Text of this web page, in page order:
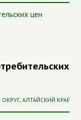
, АЛТАЙСКИЙ КРАЙ